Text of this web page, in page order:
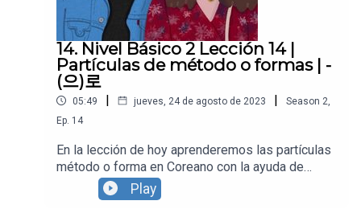
14. Nivel Básico 2 Lección 14 |
Partículas de método o formas | -
(으)로
05:49 | jueves, 24 de agosto de 2023 | Season 2
Ep. 14
En la lección de hoy aprenderemos las partículas
método o forma en Coreano con la ayuda de
personas nativas en Español y Coreano.Apoyanos
para seguir creando contenido y continuar con
Play